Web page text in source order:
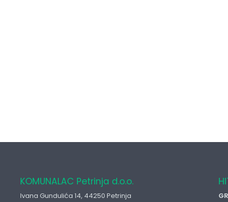
KOMUNALAC Petrinja d.o.o.
Ivana Gundulića 14, 44250 Petrinja